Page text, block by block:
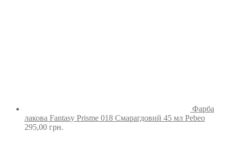
Фарба
лакова Fantasy Prisme 018 Смарагдовий 45 мл Pebeo
295,00 грн.